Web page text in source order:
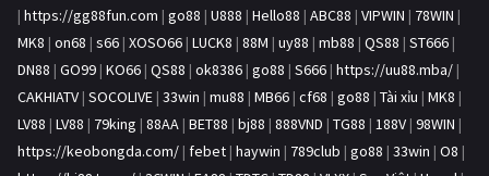
| https://gg88fun.com | go88 | U888 | Hello88 | ABC88 | VIPWIN | 78WIN |
MK8 | on68 | s66 | XOSO66 | LUCK8 | 88M | uy88 | mb88 | QS88 | ST666 |
DN88 | GO99 | KO66 | QS88 | ok8386 | go88 | S666 | https://uu88.mba/ |
CAKHIATV | SOCOLIVE | 33win | mu88 | MB66 | cf68 | go88 | Tài xỉu | MK8 |
LV88 | LV88 | 79king | 88AA | BET88 | bj88 | 888VND | TG88 | 188V | 98WIN |
https://keobongda.com/ | febet | haywin | 789club | go88 | 33win | O8 |